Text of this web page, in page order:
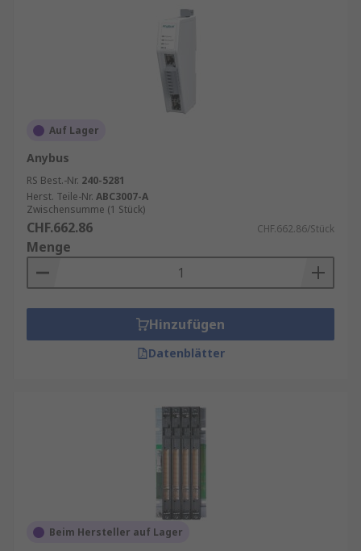
Auf Lager
Anybus
RS Best.-Nr. 240-5281
Herst. Teile-Nr. ABC3007-A
Zwischensumme (1 Stück)
CHF.662.86 CHF.662.86/Stück
Menge
Hinzufügen
Datenblätter
Beim Hersteller auf Lager